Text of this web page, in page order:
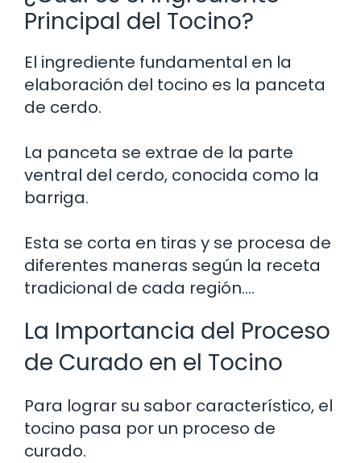
Principal del Tocino?
El ingrediente fundamental en la
elaboración del tocino es la panceta
de cerdo.
La panceta se extrae de la parte
ventral del cerdo, conocida como la
barriga.
Esta se corta en tiras y se procesa de
diferentes maneras según la receta
tradicional de cada región….
La Importancia del Proceso
de Curado en el Tocino
Para lograr su sabor característico, el
tocino pasa por un proceso de
curado.